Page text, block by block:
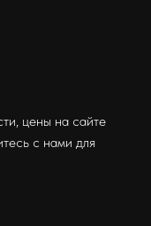
цены на сайте
с нами для